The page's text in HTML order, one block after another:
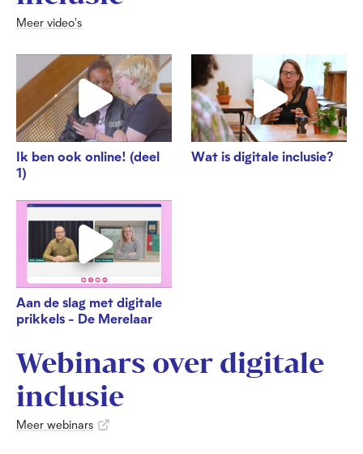
Meer video's
Ik ben ook online! (deel
1)
Wat is digitale inclusie?
Aan de slag met digitale
prikkels - De Merelaar
Webinars over digitale
inclusie
Meer webinars